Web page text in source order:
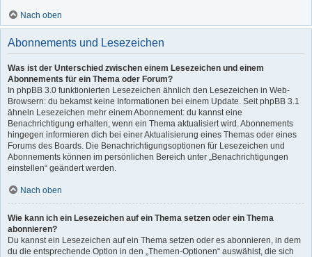
Nach oben
Abonnements und Lesezeichen
Was ist der Unterschied zwischen einem Lesezeichen und einem
Abonnements für ein Thema oder Forum?
In phpBB 3.0 funktionierten Lesezeichen ähnlich den Lesezeichen in Web-
Browsern: du bekamst keine Informationen bei einem Update. Seit phpBB 3.1
ähneln Lesezeichen mehr einem Abonnement: du kannst eine
Benachrichtigung erhalten, wenn ein Thema aktualisiert wird. Abonnements
hingegen informieren dich bei einer Aktualisierung eines Themas oder eines
Forums des Boards. Die Benachrichtigungsoptionen für Lesezeichen und
Abonnements können im persönlichen Bereich unter „Benachrichtigungen
einstellen“ geändert werden.
Nach oben
Wie kann ich ein Lesezeichen auf ein Thema setzen oder ein Thema
abonnieren?
Du kannst ein Lesezeichen auf ein Thema setzen oder es abonnieren, in dem
du die entsprechende Option in den „Themen-Optionen“ auswählst, die sich